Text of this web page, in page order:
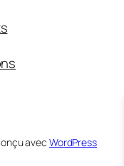
avec WordPress